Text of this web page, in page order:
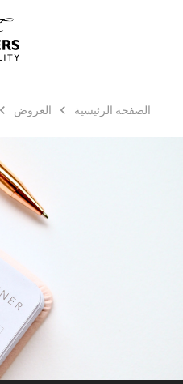
الصفحة الرئيسية العروض